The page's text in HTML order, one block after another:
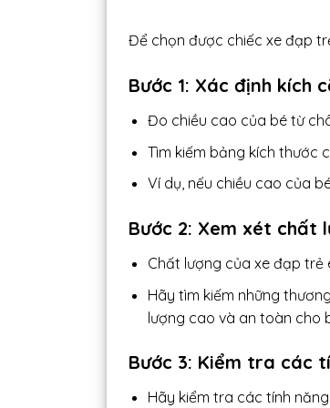
Để chọn được chiếc xe đạp
Bước 1: Xác định kích
Đo chiều cao của bé từ
Tìm kiếm bảng kích thước
Ví dụ, nếu chiều cao của
Bước 2: Xem xét chất
Chất lượng của xe đạp
Hãy tìm kiếm những
lượng cao và an toàn cho
Bước 3: Kiểm tra các
Hãy kiểm tra các tính